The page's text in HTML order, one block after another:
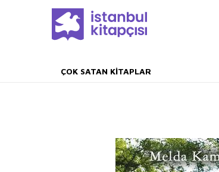
ÇOK SATAN KITAPLAR